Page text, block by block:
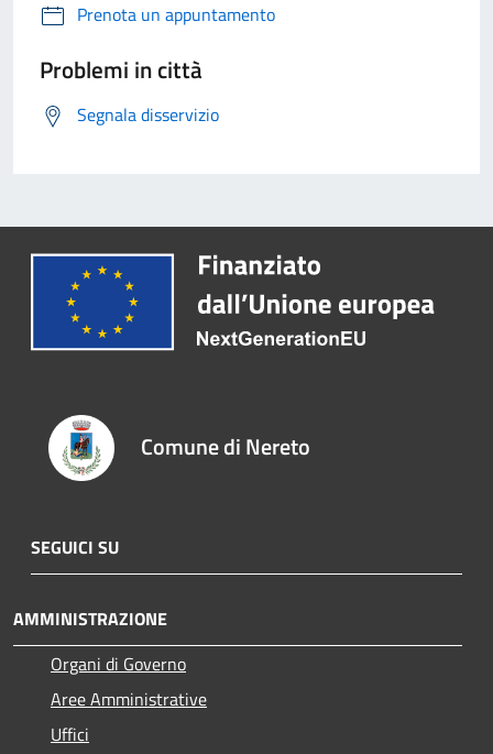
Prenota un appuntamento
Problemi in città
Segnala disservizio
Comune di Nereto
SEGUICI SU
AMMINISTRAZIONE
Organi di Governo
Aree Amministrative
Uffici